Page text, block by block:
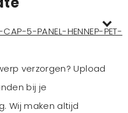
5-PANEL-HENNEP-PET-
verzorgen? Upload
bij je
Wij maken altijd